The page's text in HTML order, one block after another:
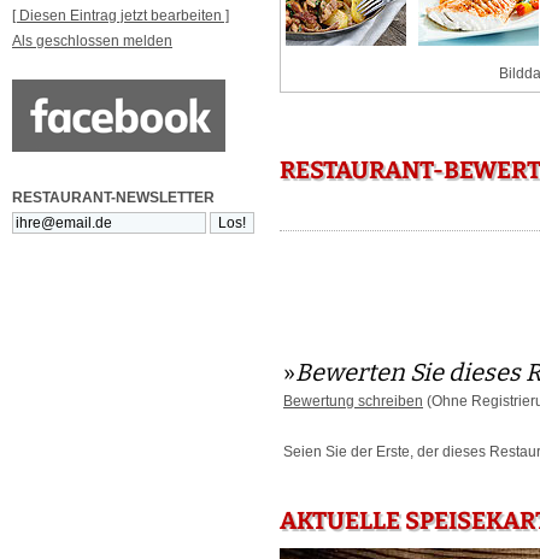
[ Diesen Eintrag jetzt bearbeiten ]
Als geschlossen melden
RESTAURANT-NEWSLETTER
RESTAURANT-
»Bewerten Sie dieses
Bewertung schreiben (Ohne
Seien Sie der Erste, der dieses
AKTUELLE